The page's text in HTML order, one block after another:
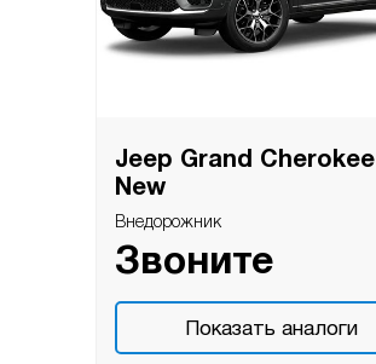
Jeep Grand Cherokee
New
Внедорожник
Звоните
Показать аналоги